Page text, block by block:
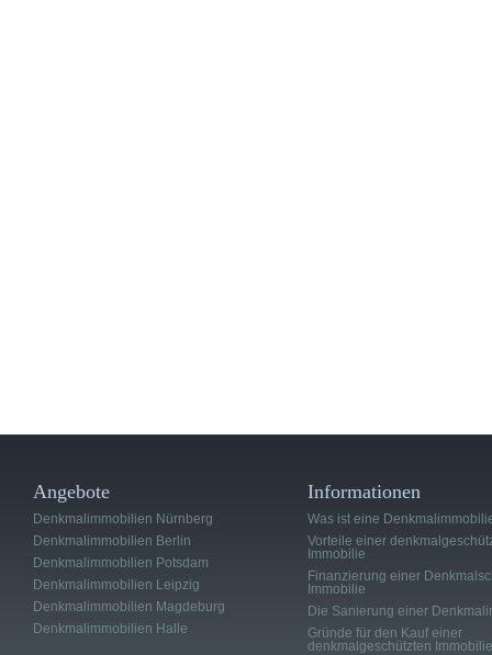
Angebote
Denkmalimmobilien Nürnberg
Denkmalimmobilien Berlin
Denkmalimmobilien Potsdam
Denkmalimmobilien Leipzig
Denkmalimmobilien Magdeburg
Denkmalimmobilien Halle
Informationen
Was ist eine
Vorteile einer
Immobilie
Finanzierung einer
Immobilie
Die Sanierung einer
Gründe für den Kauf einer
denkmalgeschützten Immobilie